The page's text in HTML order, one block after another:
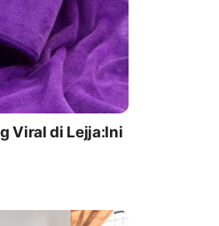
Viral di Lejja:Ini